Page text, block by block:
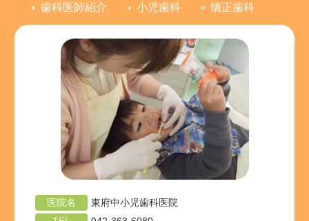
歯科医師紹介 小児歯科 矯正歯科
医院名
東府中小児歯科医院